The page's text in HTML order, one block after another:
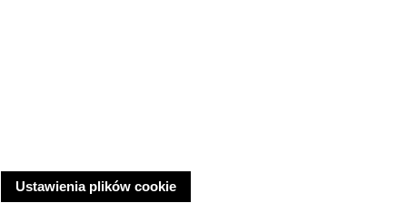
Ustawienia plików cookie